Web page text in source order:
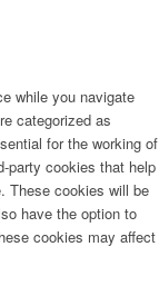
while you navigate
categorized as
for the working of
party cookies that help
These cookies will be
have the option to
cookies may affect